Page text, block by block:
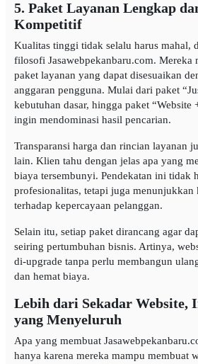
5. Paket Layanan Lengkap
Kompetitif
Kualitas tinggi tidak selalu harus mahal,
filosofi Jasawebpekanbaru.com. Mereka
paket layanan yang dapat disesuaikan
anggaran pengguna. Mulai dari paket
kebutuhan dasar, hingga paket “Website
ingin mendominasi hasil pencarian.
Transparansi harga dan rincian layanan
lain. Klien tahu dengan jelas apa yang
biaya tersembunyi. Pendekatan ini tidak
profesionalitas, tetapi juga menunjukkan
terhadap kepercayaan pelanggan.
Selain itu, setiap paket dirancang agar
seiring pertumbuhan bisnis. Artinya,
di-upgrade tanpa perlu membangun
dan hemat biaya.
Lebih dari Sekadar Website,
yang Menyeluruh
Apa yang membuat
hanya karena mereka mampu membuat